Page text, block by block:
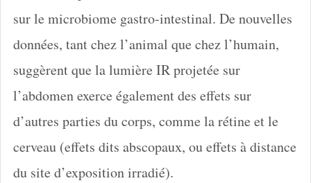
sur le microbiome gastro-intestinal. De nouvelles
données, tant chez l’animal que chez l’humain,
suggèrent que la lumière IR projetée sur
l’abdomen exerce également des effets sur
d’autres parties du corps, comme la rétine et le
cerveau (effets dits abscopaux, ou effets à distance
du site d’exposition irradié).